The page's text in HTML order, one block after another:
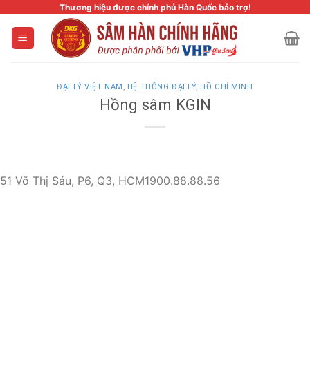
content
Thương hiệu được chính phủ Hàn Quốc bảo trợ!
ĐẠI LÝ VIỆT NAM , HỆ THỐNG ĐẠI LÝ, HỒ CHÍ MINH
Hồng sâm KGIN
51 Võ Thị Sáu, P6, Q3, HCM1900.88.88.56